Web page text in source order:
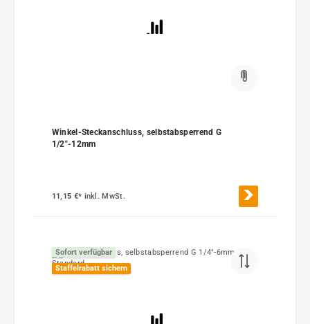
Winkel-Steckanschluss, selbstabsperrend G
1/2"-12mm
11,15 €* inkl. MwSt.
Sofort verfügbar
Staffelrabatt sichern